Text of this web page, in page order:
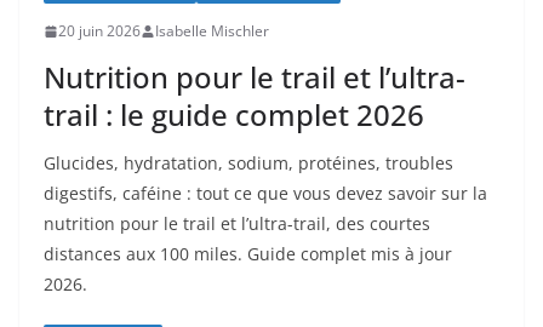
20 juin 2026 Isabelle Mischler
Nutrition pour le trail et l’ultra-
trail : le guide complet 2026
Glucides, hydratation, sodium, protéines, troubles
digestifs, caféine : tout ce que vous devez savoir sur la
nutrition pour le trail et l’ultra-trail, des courtes
distances aux 100 miles. Guide complet mis à jour
2026.